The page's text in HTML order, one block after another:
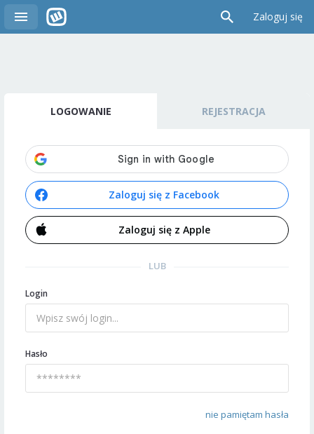
Zaloguj się
LOGOWANIE REJESTRACJA
Zaloguj się z Facebook
Zaloguj się z Apple
LUB
Login
Hasło
nie pamiętam hasła